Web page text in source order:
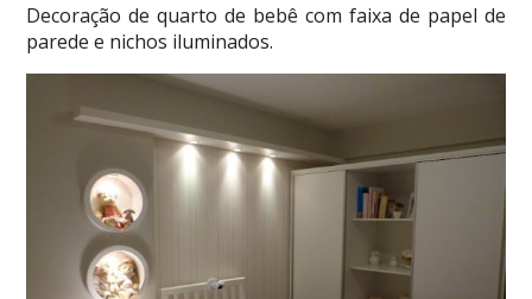
Decoração de quarto de bebê com faixa de papel de
parede e nichos iluminados.